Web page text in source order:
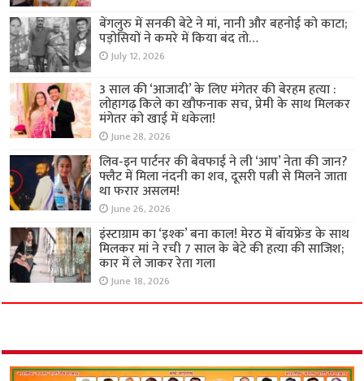
बेंगलुरु में सनकी बेटे ने मां, नानी और बहनोई को काटा;
पड़ोसियों ने कमरे में किया बंद तो…
July 12, 2026
3 साल की ‘आजादी’ के लिए मंगेतर की बेरहम हत्या :
लोहागढ़ किले का खौफनाक सच, प्रेमी के साथ मिलकर
मंगेतर को खाई में धकेला!
June 28, 2026
लिव-इन पार्टनर की बेवफाई ने ली ‘आप’ नेता की जान?
फ्लैट में मिला नंदनी का शव, दूसरी पत्नी से मिलने जाता
था फरार असलम!
June 26, 2026
इंस्टाग्राम का ‘इश्क’ बना काल! मेरठ में बॉयफ्रेंड के साथ
मिलकर मां ने रची 7 साल के बेटे की हत्या की साजिश;
कार में ले जाकर रेता गला
June 18, 2026